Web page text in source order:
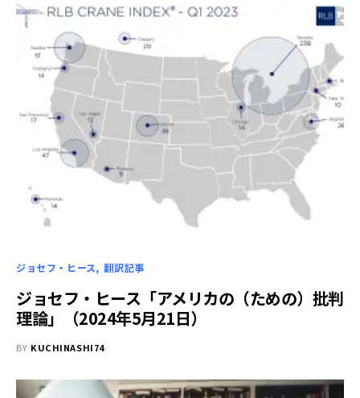
ジョセフ・ヒース 翻訳記事
ジョセフ・ヒース「アメリカの（ための）批判
理論」（2024年5月21日）
BY KUCHINASHI74